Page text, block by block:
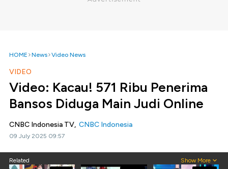
HOME News Video News
VIDEO
Video: Kacau! 571 Ribu Penerima
Bansos Diduga Main Judi Online
CNBC Indonesia TV, CNBC Indonesia
09 July 2025 09:57
Related Show More